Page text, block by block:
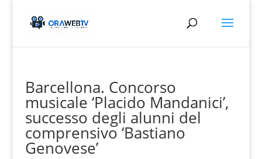
Barcellona. Concorso
musicale ‘Placido Mandanici’,
successo degli alunni del
comprensivo ‘Bastiano
Genovese’